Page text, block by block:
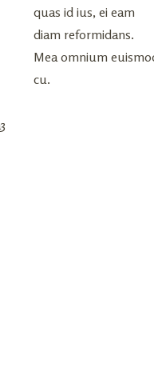
quas id ius, ei eam
diam reformidans.
Mea omnium
cu.